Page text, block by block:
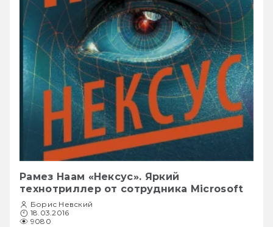
Рамез Наам «Нексус». Яркий
технотриллер от сотрудника Microsoft
Борис Невский
18.03.2016
9080